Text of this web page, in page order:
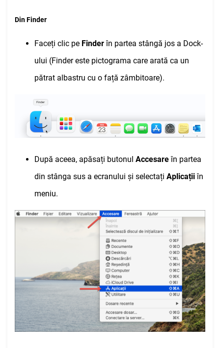
Din Finder
Faceți clic pe Finderîn partea stângă jos a Dock-
ului (Finder este pictograma care arată ca un
pătrat albastru cu o față zâmbitoare).
După aceea, apăsați butonul Accesareîn partea
din stânga sus a ecranului și selectați Aplicațiiîn
meniu.